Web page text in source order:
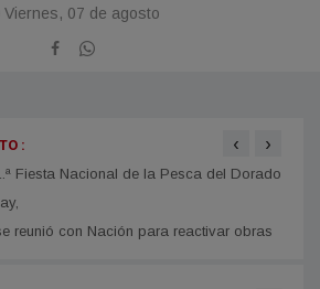
Viernes, 07 de agosto
:
Fiesta Nacional de la Pesca del Dorado
‹ ›